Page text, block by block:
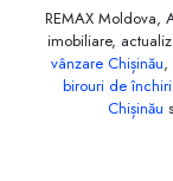
REMAX Moldova,
imobiliare,
vânzare Chișinău,
birouri de
Chișinău